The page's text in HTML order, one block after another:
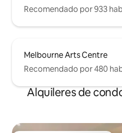
Recomendado por 933
Melbourne Arts Centre
Recomendado por 480
Alquileres de